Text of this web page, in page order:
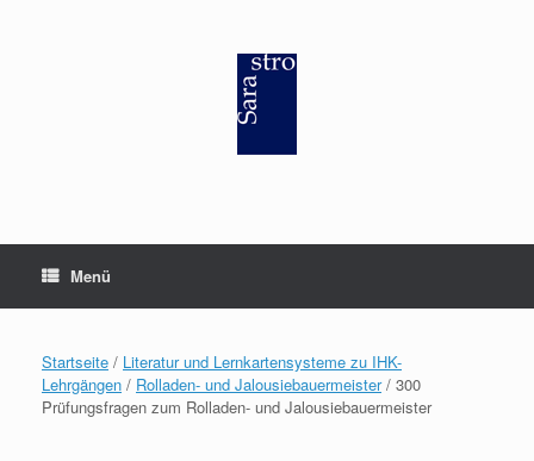
Menü
Startseite / Literatur und Lernkartensysteme zu IHK-
Lehrgängen / Rolladen- und Jalousiebauermeister/ 300
Prüfungsfragen zum Rolladen- und Jalousiebauermeister